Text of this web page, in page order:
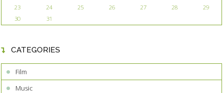
23
24 25 26 27 28
29
30
31
CATEGORIES
Film
Music